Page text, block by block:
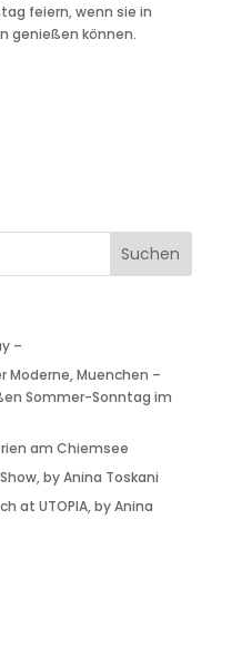
feiern, wenn sie in
genießen können.
–
Moderne, Muenchen –
Sommer-Sonntag im
am Chiemsee
by Anina Toskani
at UTOPIA, by Anina